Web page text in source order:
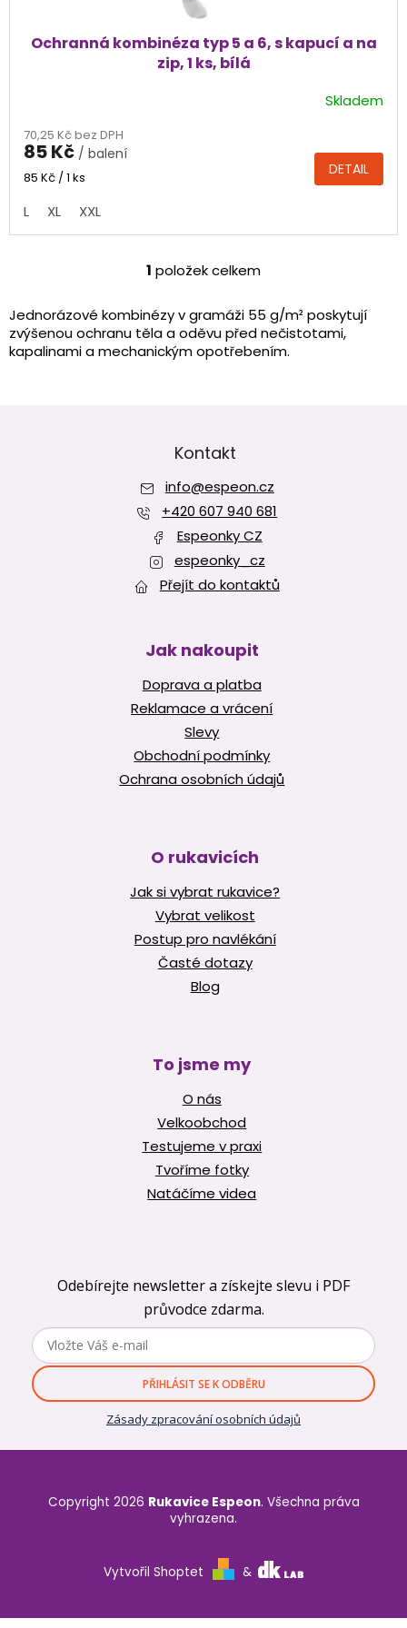
Ochranná kombinéza typ 5 a 6, s kapucí a na
zip, 1 ks, bílá
produktu
je
5,0
5
hvězdiček.
Skladem
70,25 Kč bez DPH
85 Kč / balení
Měrná
85 Kč / 1 ks DETAIL
L XL XXL
O
l
á
d
a
v
y
v
ý
p
i
s
u
1 položek celkem
Jednorázové kombinézy v gramáži 55 g/m² poskytují
zvýšenou ochranu těla a oděvu před nečistotami,
kapalinami a mechanickým opotřebením.
Kontakt
info@espeon.cz
+420 607 940 681
Espeonky CZ
espeonky_cz
Přejít do kontaktů
Jak nakoupit
Doprava a platba
Reklamace a vrácení
Slevy
Obchodní podmínky
Ochrana osobních údajů
O rukavicích
Jak si vybrat rukavice?
Vybrat velikost
Postup pro navlékání
Časté dotazy
Blog
To jsme my
O nás
Velkoobchod
Testujeme v praxi
Tvoříme fotky
Natáčíme videa
Odebírejte newsletter a získejte slevu i PDF
průvodce zdarma.
PŘIHLÁSIT SE K ODBĚRU
Zásady zpracování osobních údajů
Vytvořil Shoptet &
Copyright 2026 Rukavice Espeon. Všechna práva
vyhrazena.